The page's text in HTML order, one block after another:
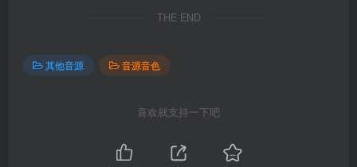
THE END
其他音源 音源音色
喜欢就支持一下吧